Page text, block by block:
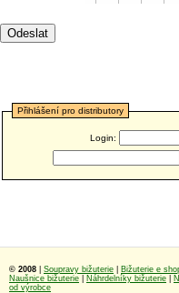
Přihlášení pro distributory
Login:
© 2008 Soupravy bižuterie Bižuterie e
Naušnice bižuterie
Náhrdelníky bižuterie
od výrobce